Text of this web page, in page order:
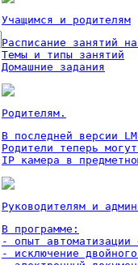
Учащимся и родителям
Расписание занятий
Темы и типы занятий
Домашние задания
Родителям.
В последней версии
Родители теперь
IP камера в
Руководителям и
В программе:
- опыт автоматизации
- исключение